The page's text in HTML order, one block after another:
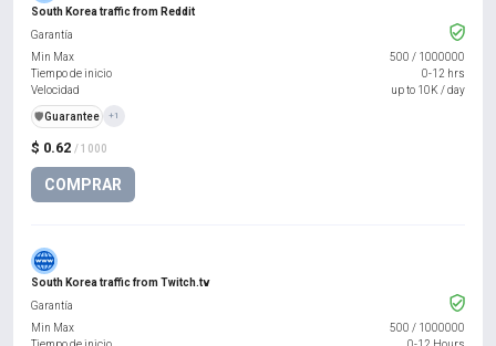
South Korea traffic from Reddit
$ 0.62 / 1000
COMPRAR
Garantía
Min Max
500 / 1000000
Tiempo de inicio
0-12 hrs
Velocidad
up to 10K / day
️🛡️Guarantee +1
South Korea traffic from Twitch.tv
Garantía
Min Max
500 / 1000000